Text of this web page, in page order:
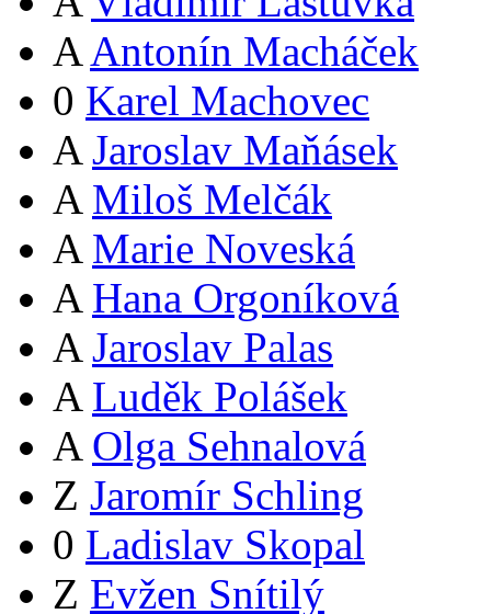
A Antonín Macháček
0 Karel Machovec
A Jaroslav Maňásek
A Miloš Melčák
A Marie Noveská
A Hana Orgoníková
A Jaroslav Palas
A Luděk Polášek
A Olga Sehnalová
Z Jaromír Schling
0 Ladislav Skopal
Z Evžen Snítilý